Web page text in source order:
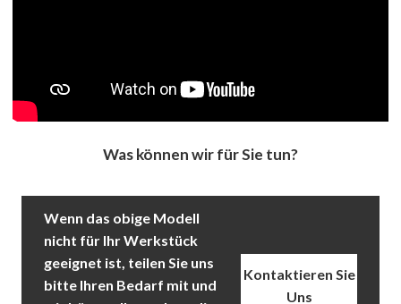
Was können wir für Sie tun?
Wenn das obige Modell
nicht für Ihr Werkstück
geeignet ist, teilen Sie uns
bitte Ihren Bedarf mit und
Kontaktieren Sie
Uns